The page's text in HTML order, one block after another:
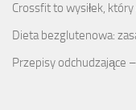
Crossfit to wysiłek,
Dieta bezglutenowa:
Przepisy odchudzające